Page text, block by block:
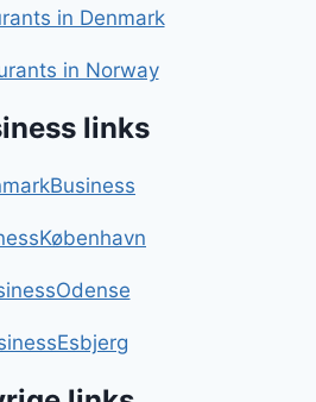
in Denmark
in Norway
links